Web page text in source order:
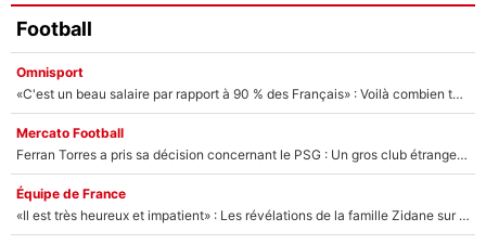
Football
Omnisport
«C'est un beau salaire par rapport à 90 % des Français» : Voilà combien touchait Nelson Monfort sur France Télévisions avant de rejoindre CNews
Mercato Football
Ferran Torres a pris sa décision concernant le PSG : Un gros club étranger prêt à relancer le feuilleton pour la signature du champion du monde 2026 !
Équipe de France
«Il est très heureux et impatient» : Les révélations de la famille Zidane sur sa prise de pouvoir en équipe de France !